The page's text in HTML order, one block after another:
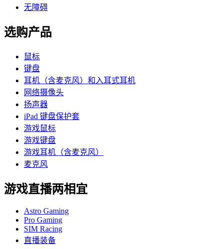
无障碍
选购产品
鼠标
键盘
耳机（含麦克风）和入耳式耳机
网络摄像头
扬声器
iPad 键盘保护套
游戏鼠标
游戏键盘
游戏耳机（含麦克风）
麦克风
游戏直播两相宜
Astro Gaming
Pro Gaming
SIM Racing
直播装备